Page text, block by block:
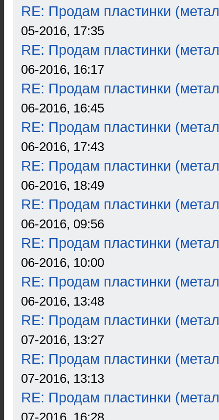
RE: Продам пластинки
05-2016, 17:35
RE: Продам пластинки
06-2016, 16:17
RE: Продам пластинки
06-2016, 16:45
RE: Продам пластинки
06-2016, 17:43
RE: Продам пластинки
06-2016, 18:49
RE: Продам пластинки
06-2016, 09:56
RE: Продам пластинки
06-2016, 10:00
RE: Продам пластинки
06-2016, 13:48
RE: Продам пластинки
07-2016, 13:27
RE: Продам пластинки
07-2016, 13:13
RE: Продам пластинки
07-2016, 16:28